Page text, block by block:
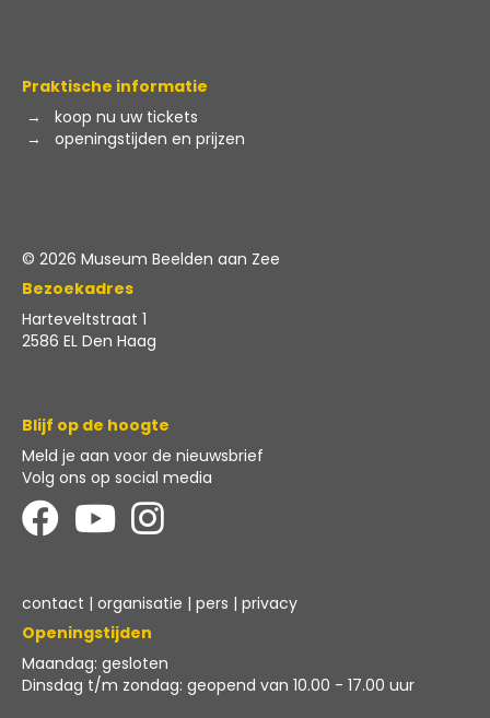
Praktische informatie
→ koop nu uw tickets
→ openingstijden en prijzen
© 2026 Museum Beelden aan Zee
Bezoekadres
Harteveltstraat 1
2586 EL Den Haag
Blijf op de hoogte
Meld je aan voor de nieuwsbrief
Volg ons op social media
contact | organisatie | pers | privacy
Openingstijden
Maandag: gesloten
Dinsdag t/m zondag: geopend van 10.00 - 17.00 uur